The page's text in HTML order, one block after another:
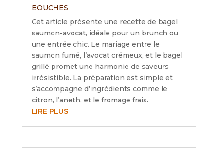
BOUCHES
Cet article présente une recette de bagel
saumon-avocat, idéale pour un brunch ou
une entrée chic. Le mariage entre le
saumon fumé, l’avocat crémeux, et le bagel
grillé promet une harmonie de saveurs
irrésistible. La préparation est simple et
s’accompagne d’ingrédients comme le
citron, l’aneth, et le fromage frais.
LIRE PLUS